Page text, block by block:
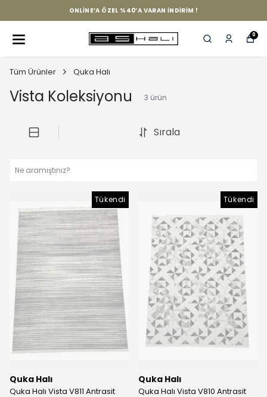
ONLINE’A ÖZEL %40’A VARAN İNDIRIM !
0
Tüm Ürünler Quka Halı
Vista Koleksiyonu 3 ürün
Sırala
Tükendi
Quka Halı
Quka Halı Vista V811 Antrasit
Tükendi
Quka Halı
Quka Halı Vista V810 Antrasit